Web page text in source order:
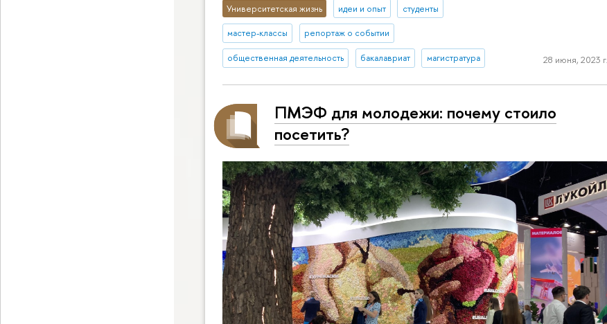
Университетская жизнь идеи и опыт студенты
мастер-классы репортаж о событии
общественная деятельность бакалавриат магистратура 28 июня, 2023 г.
ПМЭФ для молодежи: почему стоило
посетить?